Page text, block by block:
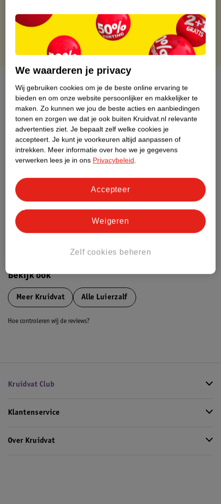
Gratis punten met je Kruidvat kaart
Over dit product
Productinformatie
Etiketinformatie
Nature Impact Score
Dit product heeft (nog) geen Nature
Impact Score.
Bekijk ook
Meer Kruidvat Alle Luierzalf
Hoe controleren wij de reviews?
Kruidvat Club
Klantenservice
Over Kruidvat
We waarderen je privacy
Wij gebruiken cookies om je de beste online ervaring te
bieden en om onze website persoonlijker en makkelijker te
maken. Zo kunnen we jou de beste acties en aanbiedingen
tonen en zorgen we dat je ook buiten Kruidvat.nl relevante
advertenties ziet. Je bepaalt zelf welke cookies je
accepteert. Je kunt je voorkeuren altijd aanpassen of
intrekken. Meer informatie over hoe we je gegevens
verwerken lees je in ons Privacybeleid.
Zelf cookies beheren
Weigeren
Accepteer